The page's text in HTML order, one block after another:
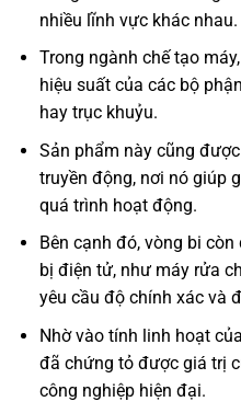
nhiều lĩnh vực khác nhau.
Trong ngành chế tạo
hiệu suất của các bộ
hay trục khuỷu.
Sản phẩm này cũng
truyền động, nơi nó giúp
quá trình hoạt động.
Bên cạnh đó, vòng bi
bị điện tử, như máy rửa
yêu cầu độ chính xác và
Nhờ vào tính linh hoạt
đã chứng tỏ được giá trị
công nghiệp hiện đại.